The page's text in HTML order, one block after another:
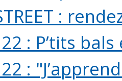
:
: P’tits
: